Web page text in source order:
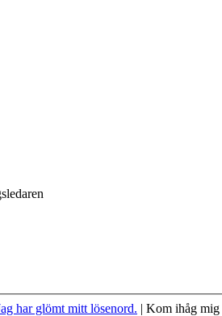
har glömt mitt lösenord. | Kom ihåg mig